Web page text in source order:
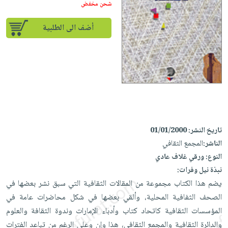
إختياراتنا
كتب
أكاديمية
صندوق
القراءة
English
iKitab
بلا
حدود
أسئلة
يتكرر
طرحها
على
Android
تحميل
iKitab
على
Apple
أسئلة
يتكرر
طرحها
تحميل
masmu3
على
على
Apple
المواضيع
الأكثر
مبيعاً
إختياراتنا
وسائل
جوائز
تعليمية
الصحة
والعناية
الشخصية
جديد
العناية
الشخصية
العناية
وتصفيف
الشعر
العناية
بالجسم
والسفرة
جديد
الكل
أواني
الطهي
أدوات
متجر
الهدايا
أقسام
شحن مخفض
أضف الى الطلبية
تاريخ النشر:01/01/2000
الناشر:المجمع الثقافي
النوع:ورقي غلاف عادي
نبذة نيل وفرات:
يضم هذا الكتاب مجموعة من المقالات الثقافية التي سبق نشر بعضها في
الصحف الثفافية المحلية، وألقي بعضها في شكل محاضرات عامة في
المؤسسات الثقافية كاتحاد كتاب وأدباء الإمارات وندوة الثقافة والعلوم